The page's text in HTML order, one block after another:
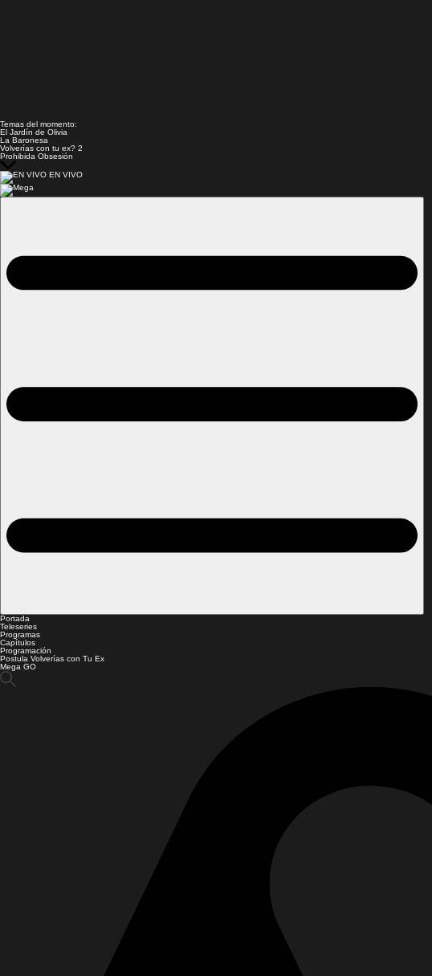
Temas del momento:
El Jardín de Olivia
La Baronesa
Volverías con tu ex? 2
Prohibida Obsesión
EN VIVO
Portada
Teleseries
Programas
Capítulos
Programación
Postula Volverías con Tu Ex
Mega GO